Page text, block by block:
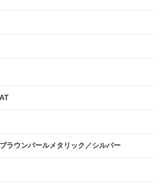
ラウンパールメタリック／シルバー